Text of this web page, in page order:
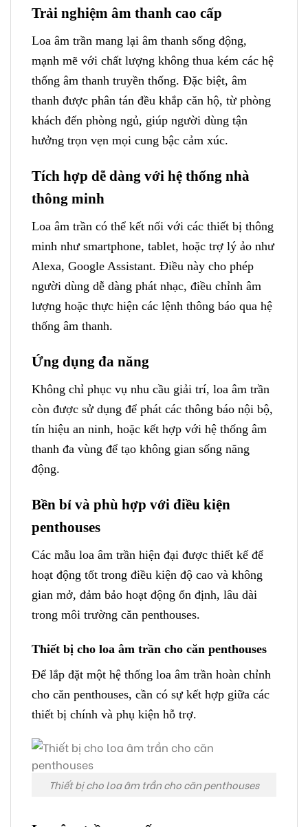
Trải nghiệm âm thanh cao cấp
Loa âm trần mang lại âm thanh sống động,
mạnh mẽ với chất lượng không thua kém các hệ
thống âm thanh truyền thống. Đặc biệt, âm
thanh được phân tán đều khắp căn hộ, từ phòng
khách đến phòng ngủ, giúp người dùng tận
hưởng trọn vẹn mọi cung bậc cảm xúc.
Tích hợp dễ dàng với hệ thống nhà
thông minh
Loa âm trần có thể kết nối với các thiết bị thông
minh như smartphone, tablet, hoặc trợ lý ảo như
Alexa, Google Assistant. Điều này cho phép
người dùng dễ dàng phát nhạc, điều chỉnh âm
lượng hoặc thực hiện các lệnh thông báo qua hệ
thống âm thanh.
Ứng dụng đa năng
Không chỉ phục vụ nhu cầu giải trí, loa âm trần
còn được sử dụng để phát các thông báo nội bộ,
tín hiệu an ninh, hoặc kết hợp với hệ thống âm
thanh đa vùng để tạo không gian sống năng
động.
Bền bỉ và phù hợp với điều kiện
penthouses
Các mẫu loa âm trần hiện đại được thiết kế để
hoạt động tốt trong điều kiện độ cao và không
gian mở, đảm bảo hoạt động ổn định, lâu dài
trong môi trường căn penthouses.
Thiết bị cho loa âm trần cho căn penthouses
Để lắp đặt một hệ thống loa âm trần hoàn chỉnh
cho căn penthouses, cần có sự kết hợp giữa các
thiết bị chính và phụ kiện hỗ trợ.
Thiết bị cho loa âm trần cho căn penthouses